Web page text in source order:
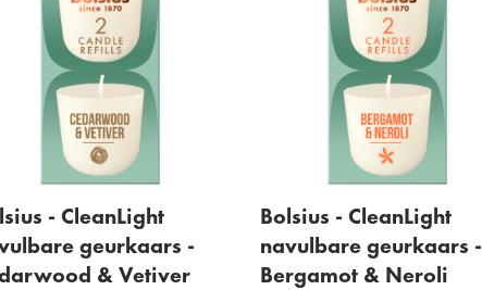
- CleanLight
geurkaars -
& Vetiver
Bolsius - CleanLight
navulbare geurkaars -
Bergamot & Neroli